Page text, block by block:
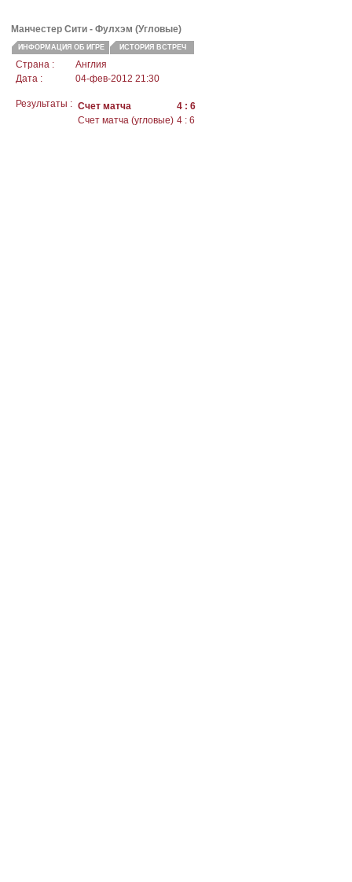
Манчестер Сити - Фулхэм (Угловые)
ИНФОРМАЦИЯ ОБ ИГРЕ ИСТОРИЯ ВСТРЕЧ
Страна :
Англия
Дата :
04-фев-2012 21:30
Результаты : Счет матча
4 : 6
Счет матча (угловые) 4 : 6